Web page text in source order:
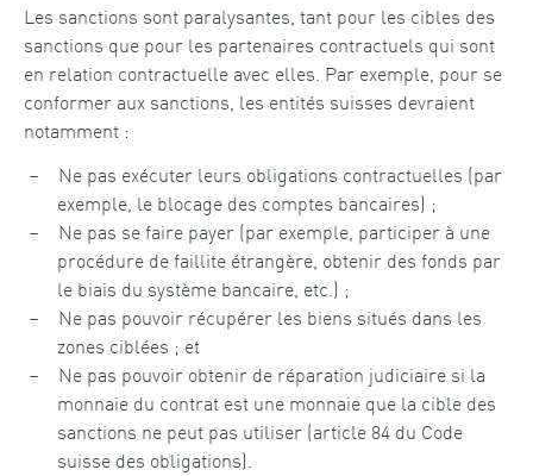
Les sanctions sont paralysantes, tant pour les cibles des
sanctions que pour les partenaires contractuels qui sont
en relation contractuelle avec elles. Par exemple, pour se
conformer aux sanctions, les entités suisses devraient
notamment :
Ne pas exécuter leurs obligations contractuelles (par
exemple, le blocage des comptes bancaires) ;
Ne pas se faire payer (par exemple, participer à une
procédure de faillite étrangère, obtenir des fonds par
le biais du système bancaire, etc.) ;
Ne pas pouvoir récupérer les biens situés dans les
zones ciblées ; et
Ne pas pouvoir obtenir de réparation judiciaire si la
monnaie du contrat est une monnaie que la cible des
sanctions ne peut pas utiliser (article 84 du Code
suisse des obligations).